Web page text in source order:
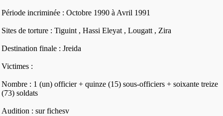
Période incriminée : Octobre 1990 à Avril 1991
Sites de torture : Tiguint , Hassi Eleyat , Lougatt , Zira
Destination finale : Jreida
Victimes :
Nombre : 1 (un) officier + quinze (15) sous-officiers + soixante treize
(73) soldats
Audition : sur fichesv